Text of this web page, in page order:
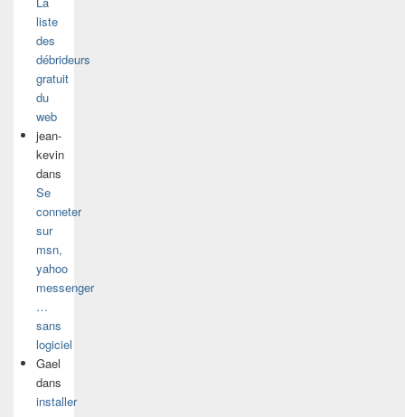
liste
des
débrideurs
gratuit
du
web
jean-
kevin
dans
Se
conneter
sur
msn,
yahoo
messenger
…
sans
logiciel
Gael
dans
installer